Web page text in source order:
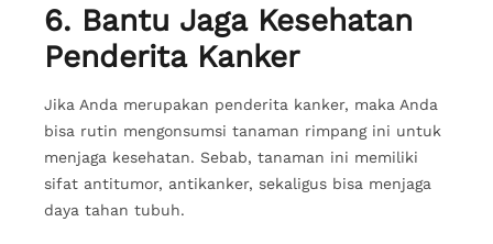
6. Bantu Jaga Kesehatan
Penderita Kanker
Jika Anda merupakan penderita kanker, maka Anda
bisa rutin mengonsumsi tanaman rimpang ini untuk
menjaga kesehatan. Sebab, tanaman ini memiliki
sifat antitumor, antikanker, sekaligus bisa menjaga
daya tahan tubuh.